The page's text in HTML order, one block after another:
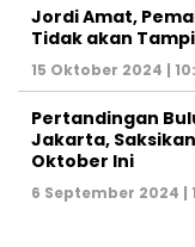
Jordi Amat,
Tidak akan
15 Oktober 2024 |
Pertandingan
Jakarta,
Oktober Ini
6 September 2024 |